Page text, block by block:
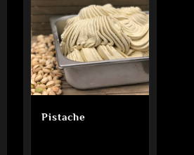
Pistache